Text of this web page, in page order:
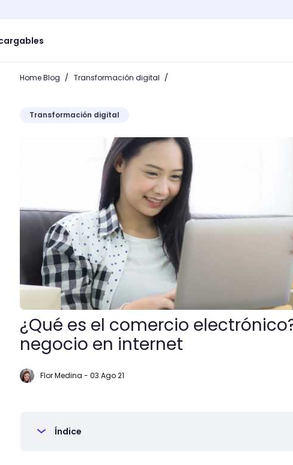
Home Blog / Transformación digital /
Transformación digital
¿Qué es el comercio electrónico? Repotencia tu negocio en
¿Qué es el comercio
negocio en internet
Flor Medina - 03 Ago 21
Índice